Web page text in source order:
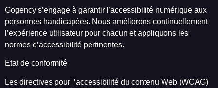
Gogency s’engage à garantir l’accessibilité numérique aux
personnes handicapées. Nous améliorons continuellement
l’expérience utilisateur pour chacun et appliquons les
normes d’accessibilité pertinentes.
État de conformité
Les directives pour l’accessibilité du contenu Web (WCAG)